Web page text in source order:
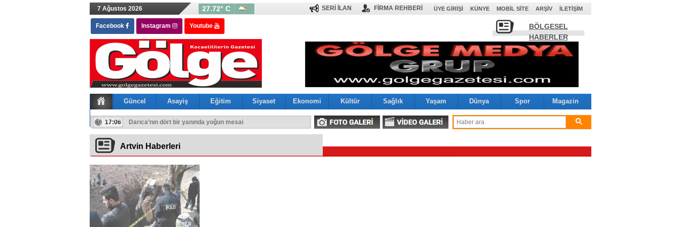
7 Ağustos 2026 27.72° C İLETIŞIM
ARŞIV
MOBIL SITE
KÜNYE
ÜYE GIRIŞI
FİRMA REHBERİ
SERİ İLAN
Facebook Instagram Youtube
BÖLGESEL
HABERLER
Güncel Asayiş Eğitim Siyaset Ekonomi Kültür Sağlık Yaşam Dünya Spor Magazin
Astroloji
17:06 Darıca’nın dört bir yanında yoğun mesai
Artvin Haberleri